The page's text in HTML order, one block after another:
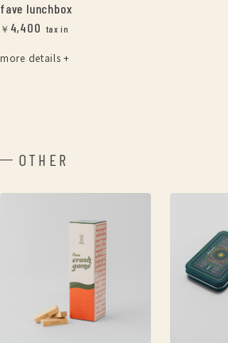
fave lunchbox
￥ 4,400
more details +
OTHER